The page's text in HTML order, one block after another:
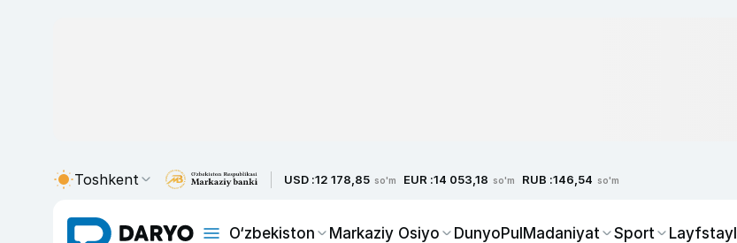
Toshkent USD :12 178,85 so'm EUR :14 053,18 so'm RUB :146,54 so'm
O‘zbekiston Markaziy Osiyo DunyoPulMadaniyat Sport Layfstayl